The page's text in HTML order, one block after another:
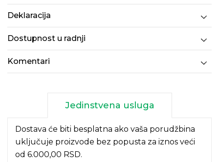
Deklaracija
Dostupnost u radnji
Komentari
Jedinstvena usluga
Dostava će biti besplatna ako vaša porudžbina
uključuje proizvode bez popusta za iznos veći
od 6.000,00 RSD.